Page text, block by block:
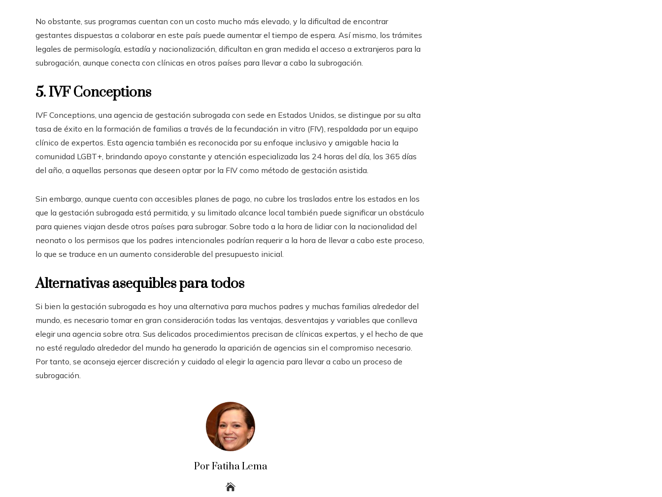
No obstante, sus programas cuentan con un costo mucho más elevado, y la dificultad de encontrar
gestantes dispuestas a colaborar en este país puede aumentar el tiempo de espera. Así mismo, los trámites
legales de permisología, estadía y nacionalización, dificultan en gran medida el acceso a extranjeros para la
subrogación, aunque conecta con clínicas en otros países para llevar a cabo la subrogación.
5. IVF Conceptions
IVF Conceptions, una agencia de gestación subrogada con sede en Estados Unidos, se distingue por su alta
tasa de éxito en la formación de familias a través de la fecundación in vitro (FIV), respaldada por un equipo
clínico de expertos. Esta agencia también es reconocida por su enfoque inclusivo y amigable hacia la
comunidad LGBT+, brindando apoyo constante y atención especializada las 24 horas del día, los 365 días
del año, a aquellas personas que deseen optar por la FIV como método de gestación asistida.
Sin embargo, aunque cuenta con accesibles planes de pago, no cubre los traslados entre los estados en los
que la gestación subrogada está permitida, y su limitado alcance local también puede significar un obstáculo
para quienes viajan desde otros países para subrogar. Sobre todo a la hora de lidiar con la nacionalidad del
neonato o los permisos que los padres intencionales podrían requerir a la hora de llevar a cabo este proceso,
lo que se traduce en un aumento considerable del presupuesto inicial.
Alternativas asequibles para todos
Si bien la gestación subrogada es hoy una alternativa para muchos padres y muchas familias alrededor del
mundo, es necesario tomar en gran consideración todas las ventajas, desventajas y variables que conlleva
elegir una agencia sobre otra. Sus delicados procedimientos precisan de clínicas expertas, y el hecho de que
no esté regulado alrededor del mundo ha generado la aparición de agencias sin el compromiso necesario.
Por tanto, se aconseja ejercer discreción y cuidado al elegir la agencia para llevar a cabo un proceso de
subrogación.
Por Fatiha Lema